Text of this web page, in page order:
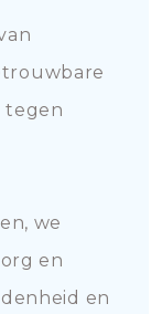
tegen
we
en
en